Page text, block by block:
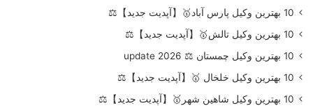
10 بهترین وکیل پارس آباد🥇【آپدیت جدید】⚖️
10 بهترین وکیل تالش🥇【آپدیت جدید】⚖️
10 بهترین وکیل چمستان ⚖️ update 2026
10 بهترین وکیل خلخال 🥇【آپدیت جدید】⚖️
10 بهترین وکیل شاهین شهر🥇【آپدیت جدید】⚖️